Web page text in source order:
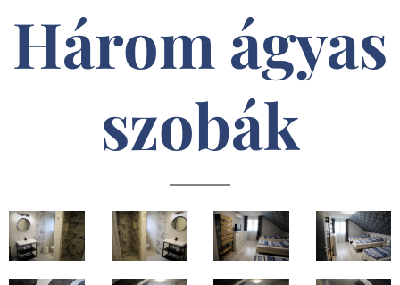
Három ágyas
szobák